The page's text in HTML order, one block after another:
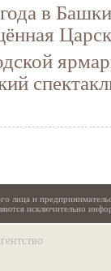
в
лица и
исключительно